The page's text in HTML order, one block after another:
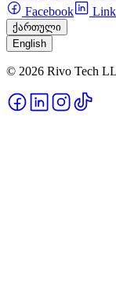
Facebook
ქართული
English
© 2026 Rivo Tech